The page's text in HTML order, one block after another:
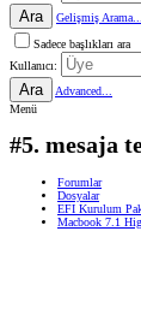
Ara
Gelişmiş Arama...
Sadece başlıkları ara
Kullanıcı:
Ara
Advanced...
Menü
#5. mesaja
Forumlar
Dosyalar
EFI Kurulum
Macbook 7.1